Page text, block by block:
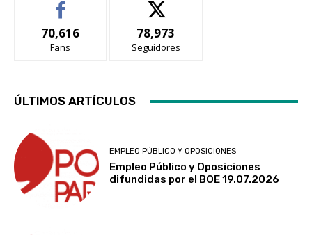
70,616
Fans
78,973
Seguidores
ÚLTIMOS ARTÍCULOS
EMPLEO PÚBLICO Y OPOSICIONES
Empleo Público y Oposiciones
difundidas por el BOE 19.07.2026